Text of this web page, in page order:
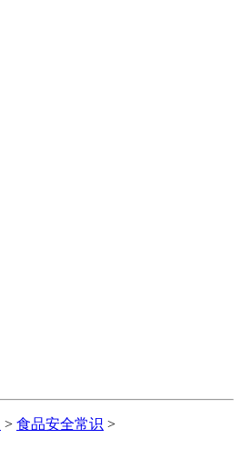
> 食品安全常识 >